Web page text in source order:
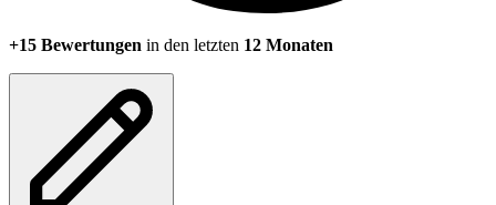
+15 Bewertungen in den letzten 12 Monaten